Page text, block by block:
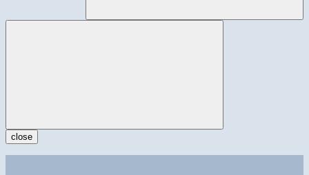
close